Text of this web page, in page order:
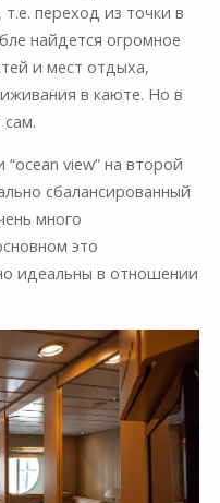
переход из точки в
найдется огромное
и мест отдыха,
в каюте. Но в
view” на второй
сбалансированный
много
это
идеальны в отношении